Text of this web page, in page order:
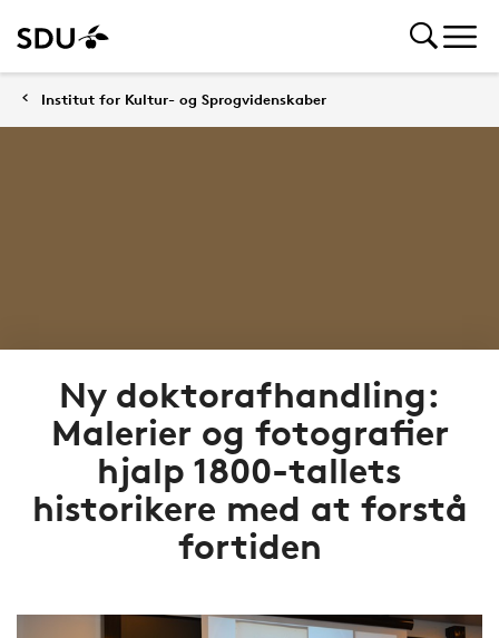
Institut for Kultur- og Sprogvidenskaber
Ny doktorafhandling:
Malerier og fotografier
hjalp 1800-tallets
historikere med at forstå
fortiden